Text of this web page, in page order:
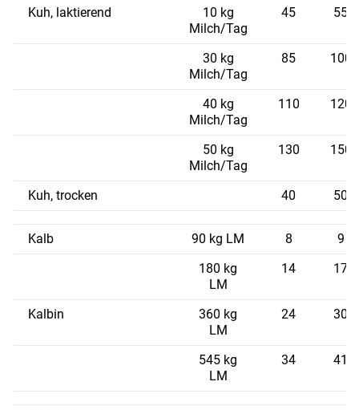
Kuh, laktierend
10 kg
Milch/Tag
45 55
30 kg
Milch/Tag
85 100
40 kg
Milch/Tag
110 120
50 kg
Milch/Tag
130 150
Kuh, trocken 40 50
Kalb 90 kg LM 8
9
180 kg
LM
14 17
Kalbin
360 kg
LM
24 30
545 kg
LM
34 41